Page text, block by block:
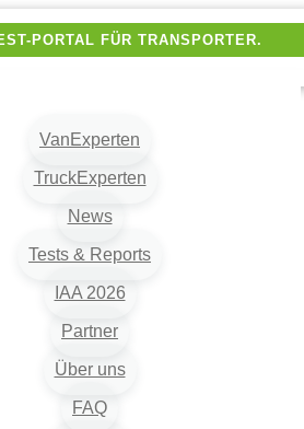
PORTAL FÜR TRANSPORTER.
VanExperten
TruckExperten
News
Tests & Reports
IAA 2026
Partner
Über uns
FAQ